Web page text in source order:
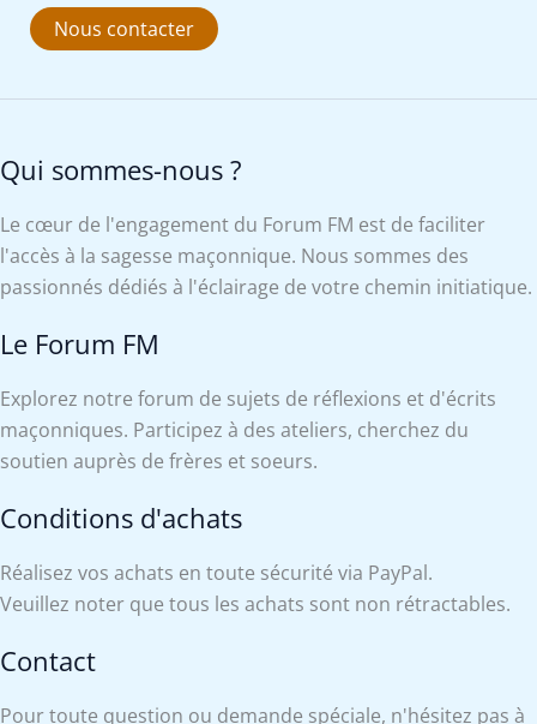
Nous contacter
Qui sommes-nous ?
Le cœur de l'engagement du Forum FM est de faciliter
l'accès à la sagesse maçonnique. Nous sommes des
passionnés dédiés à l'éclairage de votre chemin initiatique.
Le Forum FM
Explorez notre forum de sujets de réflexions et d'écrits
maçonniques. Participez à des ateliers, cherchez du
soutien auprès de frères et soeurs.
Conditions d'achats
Réalisez vos achats en toute sécurité via PayPal.
Veuillez noter que tous les achats sont non rétractables.
Contact
Pour toute question ou demande spéciale, n'hésitez pas à